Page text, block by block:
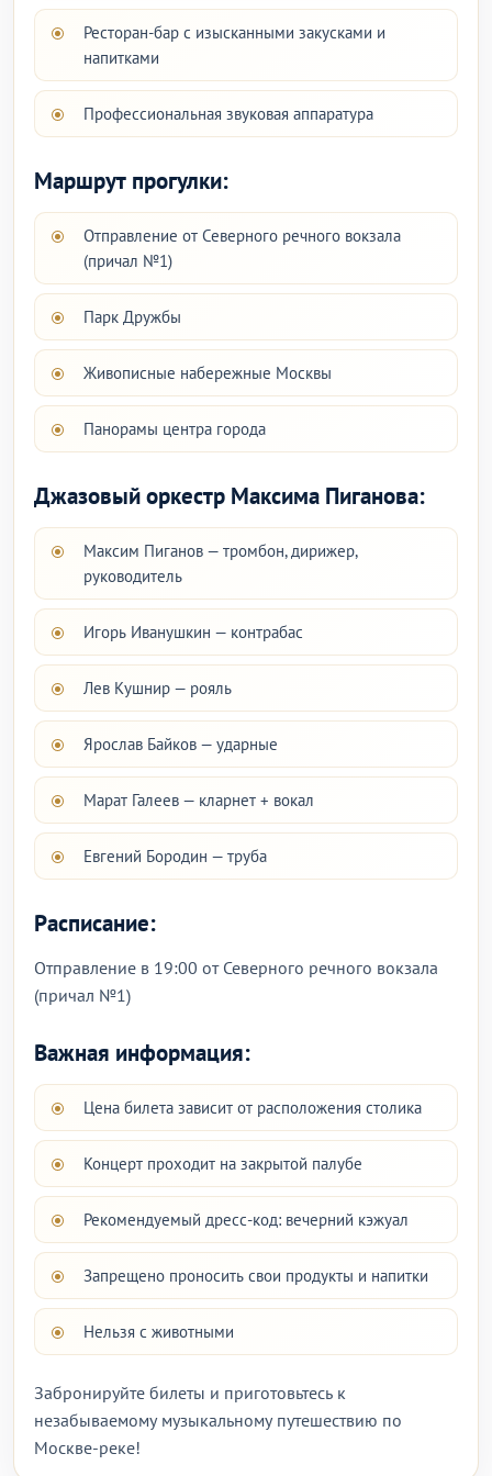
Ресторан-бар с изысканными закусками и
напитками
Профессиональная звуковая аппаратура
Маршрут прогулки:
Отправление от Северного речного вокзала
(причал №1)
Парк Дружбы
Живописные набережные Москвы
Панорамы центра города
Джазовый оркестр Максима Пиганова:
Максим Пиганов — тромбон, дирижер,
руководитель
Игорь Иванушкин — контрабас
Лев Кушнир — рояль
Ярослав Байков — ударные
Марат Галеев — кларнет + вокал
Евгений Бородин — труба
Расписание:
Отправление в 19:00 от Северного речного вокзала
(причал №1)
Важная информация:
Цена билета зависит от расположения столика
Концерт проходит на закрытой палубе
Рекомендуемый дресс-код: вечерний кэжуал
Запрещено проносить свои продукты и напитки
Нельзя с животными
Забронируйте билеты и приготовьтесь к
незабываемому музыкальному путешествию по
Москве-реке!